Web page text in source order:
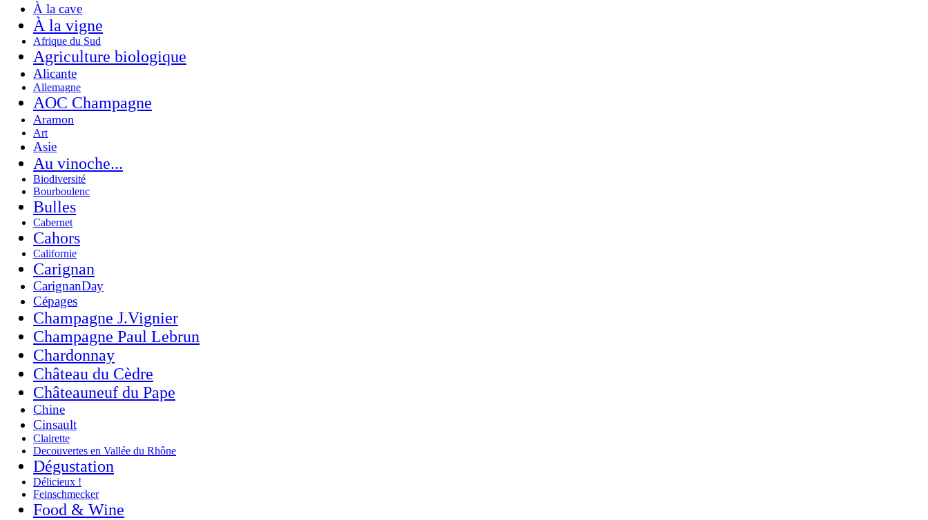
À la cave
À la vigne
Afrique du Sud
Agriculture biologique
Alicante
Allemagne
AOC Champagne
Aramon
Art
Asie
Au vinoche...
Biodiversité
Bourboulenc
Bulles
Cabernet
Cahors
Californie
Carignan
CarignanDay
Cépages
Champagne J.Vignier
Champagne Paul Lebrun
Chardonnay
Château du Cèdre
Châteauneuf du Pape
Chine
Cinsault
Clairette
Decouvertes en Vallée du Rhône
Dégustation
Délicieux !
Feinschmecker
Food & Wine